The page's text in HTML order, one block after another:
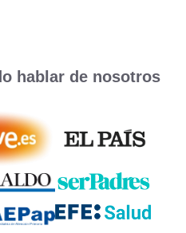
hablar de nosotros